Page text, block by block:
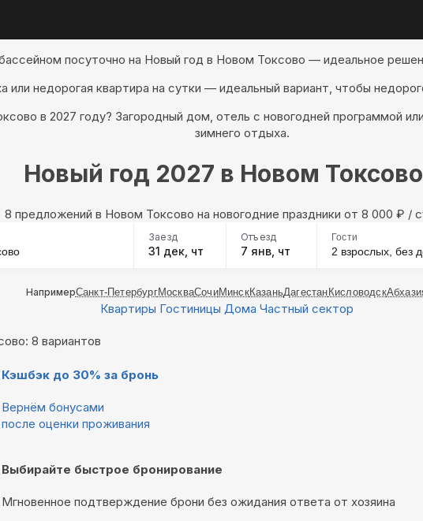
посуточно на Новый год в Новом Токсово — идеальное
или недорогая квартира на сутки — идеальный вариант, чтобы
в 2027 году? Загородный дом, отель с новогодней программой
зимнего отдыха.
Новый год 2027 в Новом
8 предложений в Новом Токсово на новогодние праздники oт 8 000 ₽ /
Заезд
31 дек, чт
Отъезд
7 янв, чт
Гости
2 взрослых, без
НапримерСанкт-ПетербургМоскваСочиМинскКазаньДагестан Кисловодск
Квартиры Гостиницы Дома Частный сектор
8 вариантов
Кэшбэк до 30% за бронь
Вернём бонусами
после оценки проживания
Выбирайте быстрое бронирование
Мгновенное подтверждение брони без ожидания ответа от хозяина